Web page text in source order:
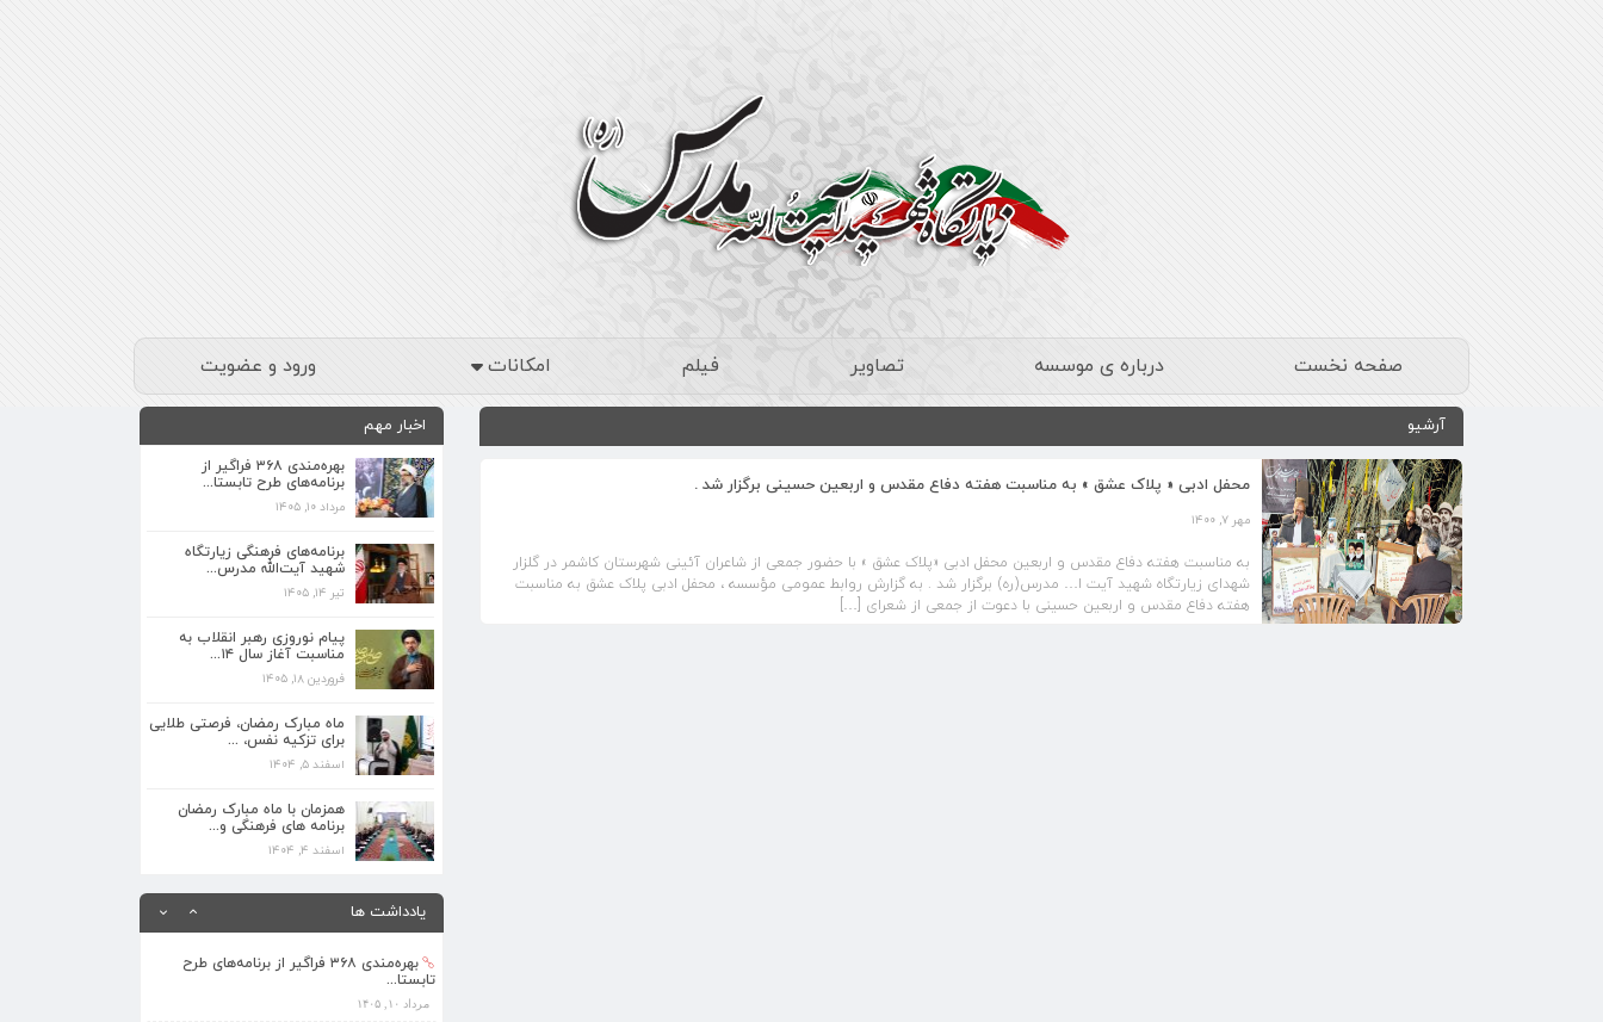
صفحه نخست درباره ی موسسه تصاویر فیلم امکانات ورود و عضویت
آرشیو
محفل ادبی « پلاک عشق » به مناسبت هفته دفاع مقدس و اربعین حسینی برگزار شد .
مهر ۷, ۱۴۰۰
به مناسبت هفته دفاع مقدس و اربعین محفل ادبی «پلاک عشق » با حضور جمعی از شاعران آئینی شهرستان کاشمر در گلزار
شهدای زیارتگاه شهید آیت ا… مدرس(ره) برگزار شد . به گزارش روابط عمومی مؤسسه ، محفل ادبی پلاک عشق به مناسبت
هفته دفاع مقدس و اربعین حسینی با دعوت از جمعی از شعرای […]
اخبار مهم
بهره‌مندی ۳۶۸ فراگیر از
برنامه‌های طرح تابستا...
مرداد ۱۰, ۱۴۰۵
برنامه‌های فرهنگی زیارتگاه
شهید آیت‌الله مدرس...
تیر ۱۴, ۱۴۰۵
پیام نوروزی رهبر انقلاب به
مناسبت آغاز سال ۱۴...
فروردین ۱۸, ۱۴۰۵
ماه مبارک رمضان، فرصتی طلایی
برای تزکیه نفس، ...
اسفند ۵, ۱۴۰۴
همزمان با ماه مبارک رمضان
برنامه های فرهنگی و...
اسفند ۴, ۱۴۰۴
یادداشت ها
مدرس...
تیر ۱۴, ۱۴۰۵
سال ۱۴...
فروردین ۱۸, ۱۴۰۵
نفس، ...
اسفند ۵, ۱۴۰۴
همزمان با ماه مبارک رمضان برنامه های
فرهنگی و...
اسفند ۴, ۱۴۰۴
تابستا...
برنامه‌های فرهنگی زیارتگاه شهید آیت‌الله
مدرس...